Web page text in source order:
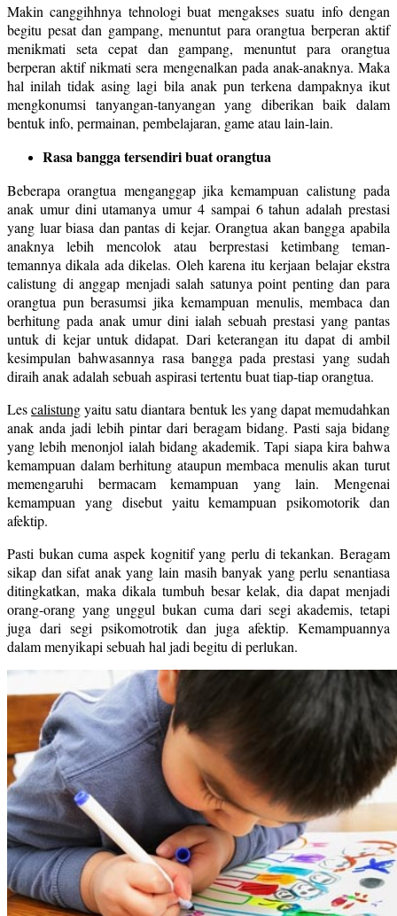
Makin canggihhnya tehnologi buat mengakses suatu info dengan
begitu pesat dan gampang, menuntut para orangtua berperan aktif
menikmati seta cepat dan gampang, menuntut para orangtua
berperan aktif nikmati sera mengenalkan pada anak-anaknya. Maka
hal inilah tidak asing lagi bila anak pun terkena dampaknya ikut
mengkonumsi tanyangan-tanyangan yang diberikan baik dalam
bentuk info, permainan, pembelajaran, game atau lain-lain.
Rasa bangga tersendiri buat orangtua
Beberapa orangtua menganggap jika kemampuan calistung pada
anak umur dini utamanya umur 4 sampai 6 tahun adalah prestasi
yang luar biasa dan pantas di kejar. Orangtua akan bangga apabila
anaknya lebih mencolok atau berprestasi ketimbang teman-
temannya dikala ada dikelas. Oleh karena itu kerjaan belajar ekstra
calistung di anggap menjadi salah satunya point penting dan para
orangtua pun berasumsi jika kemampuan menulis, membaca dan
berhitung pada anak umur dini ialah sebuah prestasi yang pantas
untuk di kejar untuk didapat. Dari keterangan itu dapat di ambil
kesimpulan bahwasannya rasa bangga pada prestasi yang sudah
diraih anak adalah sebuah aspirasi tertentu buat tiap-tiap orangtua.
Lescalistungyaitu satu diantara bentuk les yang dapat memudahkan
anak anda jadi lebih pintar dari beragam bidang. Pasti saja bidang
yang lebih menonjol ialah bidang akademik. Tapi siapa kira bahwa
kemampuan dalam berhitung ataupun membaca menulis akan turut
memengaruhi bermacam kemampuan yang lain. Mengenai
kemampuan yang disebut yaitu kemampuan psikomotorik dan
afektip.
Pasti bukan cuma aspek kognitif yang perlu di tekankan. Beragam
sikap dan sifat anak yang lain masih banyak yang perlu senantiasa
ditingkatkan, maka dikala tumbuh besar kelak, dia dapat menjadi
orang-orang yang unggul bukan cuma dari segi akademis, tetapi
juga dari segi psikomotrotik dan juga afektip. Kemampuannya
dalam menyikapi sebuah hal jadi begitu di perlukan.